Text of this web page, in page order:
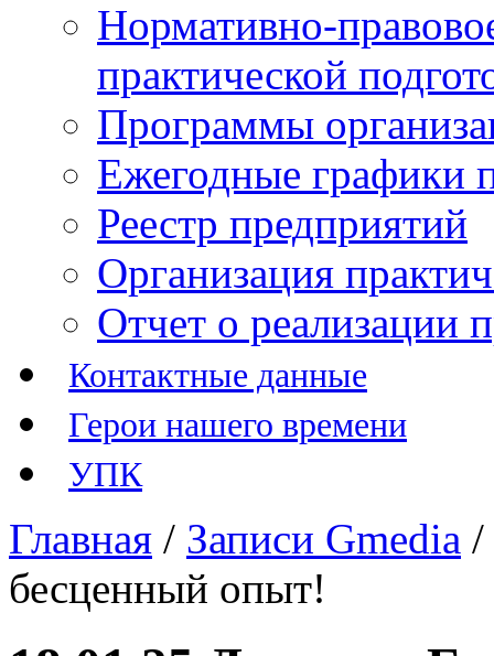
Нормативно-
практической
Программы
Ежегодные графики
Реестр предприятий
Организация
Отчет о реализации
Контактные данные
Герои нашего времени
УПК
Главная / Записи Gmedia /
бесценный опыт!